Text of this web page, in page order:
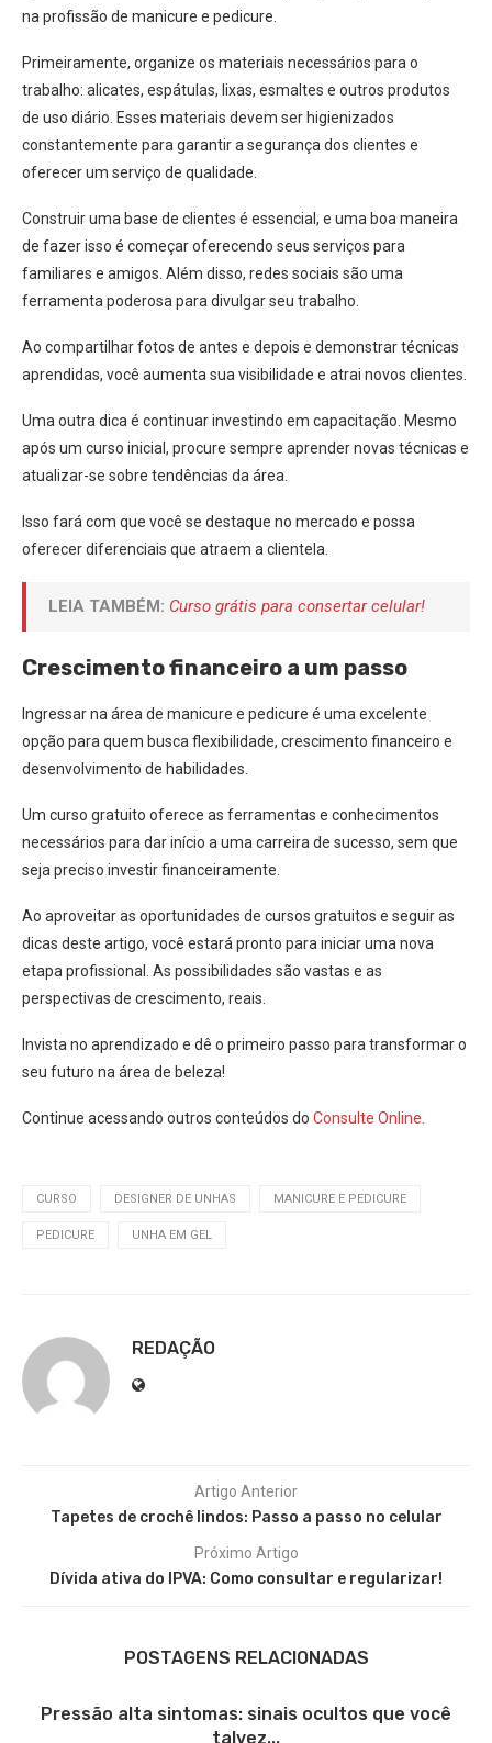
na profissão de manicure e pedicure.
Primeiramente, organize os materiais necessários para o
trabalho: alicates, espátulas, lixas, esmaltes e outros produtos
de uso diário. Esses materiais devem ser higienizados
constantemente para garantir a segurança dos clientes e
oferecer um serviço de qualidade.
Construir uma base de clientes é essencial, e uma boa maneira
de fazer isso é começar oferecendo seus serviços para
familiares e amigos. Além disso, redes sociais são uma
ferramenta poderosa para divulgar seu trabalho.
Ao compartilhar fotos de antes e depois e demonstrar técnicas
aprendidas, você aumenta sua visibilidade e atrai novos clientes.
Uma outra dica é continuar investindo em capacitação. Mesmo
após um curso inicial, procure sempre aprender novas técnicas e
atualizar-se sobre tendências da área.
Isso fará com que você se destaque no mercado e possa
oferecer diferenciais que atraem a clientela.
LEIA TAMBÉM: Curso grátis para consertar celular!
Crescimento financeiro a um passo
Ingressar na área de manicure e pedicure é uma excelente
opção para quem busca flexibilidade, crescimento financeiro e
desenvolvimento de habilidades.
Um curso gratuito oferece as ferramentas e conhecimentos
necessários para dar início a uma carreira de sucesso, sem que
seja preciso investir financeiramente.
Ao aproveitar as oportunidades de cursos gratuitos e seguir as
dicas deste artigo, você estará pronto para iniciar uma nova
etapa profissional. As possibilidades são vastas e as
perspectivas de crescimento, reais.
Invista no aprendizado e dê o primeiro passo para transformar o
seu futuro na área de beleza!
Continue acessando outros conteúdos do Consulte Online.
CURSO DESIGNER DE UNHAS MANICURE E PEDICURE
PEDICURE UNHA EM GEL
REDAÇÃO
Artigo Anterior
Tapetes de crochê lindos: Passo a passo no celular
Próximo Artigo
Dívida ativa do IPVA: Como consultar e regularizar!
POSTAGENS RELACIONADAS
Pressão alta sintomas: sinais ocultos que você
talvez...